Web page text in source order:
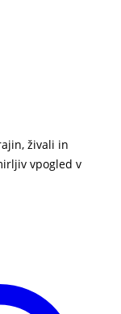
živali in
vpogled v